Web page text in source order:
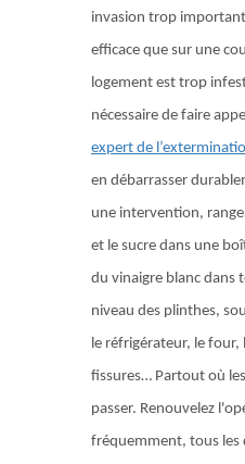
invasion trop
efficace que sur une
logement est trop
nécessaire de faire
expert de
en débarrasser
une intervention,
et le sucre dans une
du vinaigre blanc dans
niveau des plinthes,
le réfrigérateur, le four,
fissures… Partout où
passer. Renouvelez
fréquemment, tous les